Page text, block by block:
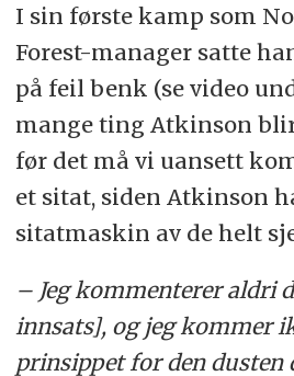
I sin første kamp som
Forest-manager satte
på feil benk (se video
mange ting Atkinson
før det må vi uansett
et sitat, siden Atkinson
sitatmaskin av de helt
– Jeg kommenterer aldri
innsats], og jeg kommer
prinsippet for den dusten